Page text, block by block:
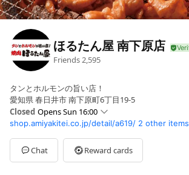
ほるたん屋 南下原店
Friends2,595
タンとホルモンの旨い店！
愛知県 春日井市 南下原町6丁目19-5
Closed Opens Sun 16:00
Sun16:00 - 23:00
Mon17:00 - 23:00
Tue17:00 - 23:00
Wed17:00 - 23:00
shop.amiyakitei.co.jp/detail/a619/ 2 other items
Chat Reward cards